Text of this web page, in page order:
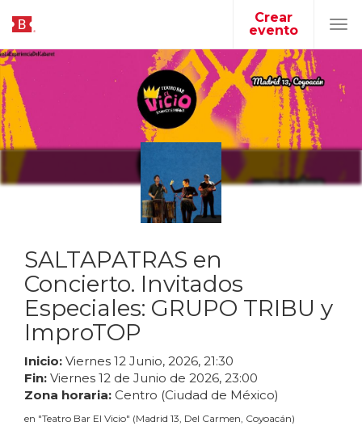
Crear
evento
SALTAPATRAS en
Concierto. Invitados
Especiales: GRUPO TRIBU y
ImproTOP
Inicio: Viernes 12 Junio, 2026, 21:30
Fin: Viernes 12 de Junio de 2026, 23:00
Zona horaria: Centro (Ciudad de México)
en "Teatro Bar El Vicio" (Madrid 13, Del Carmen, Coyoacán)